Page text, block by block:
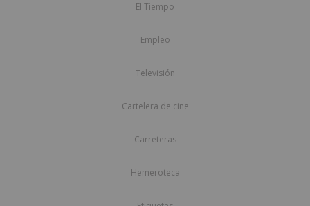
El Tiempo
Empleo
Televisión
Cartelera de cine
Carreteras
Hemeroteca